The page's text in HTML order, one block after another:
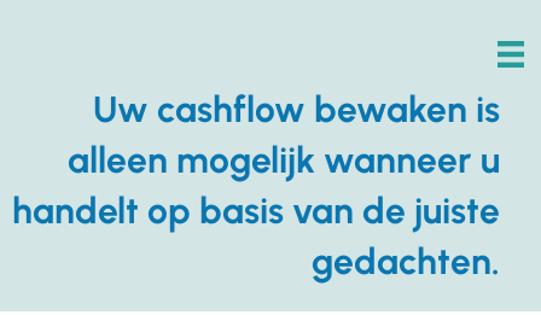
Uw cashflow bewaken is
alleen mogelijk wanneer u
handelt op basis van de juiste
gedachten.